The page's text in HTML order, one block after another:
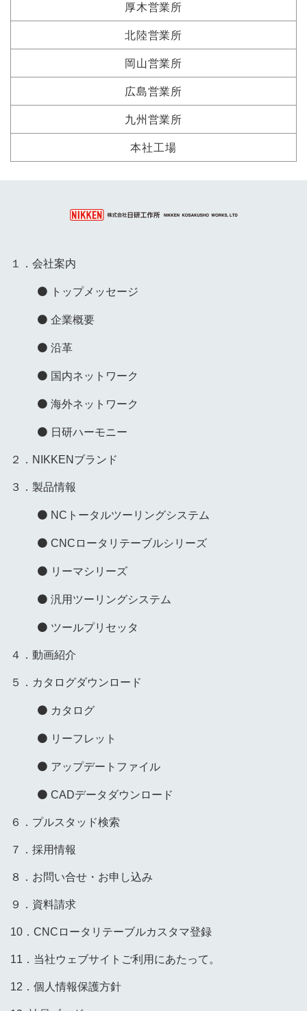
厚木営業所
北陸営業所
岡山営業所
広島営業所
九州営業所
本社工場
１．会社案内
トップメッセージ
企業概要
沿革
国内ネットワーク
海外ネットワーク
日研ハーモニー
２．NIKKENブランド
３．製品情報
NCトータルツーリングシステム
CNCロータリテーブルシリーズ
リーマシリーズ
汎用ツーリングシステム
ツールプリセッタ
４．動画紹介
５．カタログダウンロード
カタログ
リーフレット
アップデートファイル
CADデータダウンロード
６．プルスタッド検索
７．採用情報
８．お問い合せ・お申し込み
９．資料請求
10．CNCロータリテーブルカスタマ登録
11．当社ウェブサイトご利用にあたって。
12．個人情報保護方針